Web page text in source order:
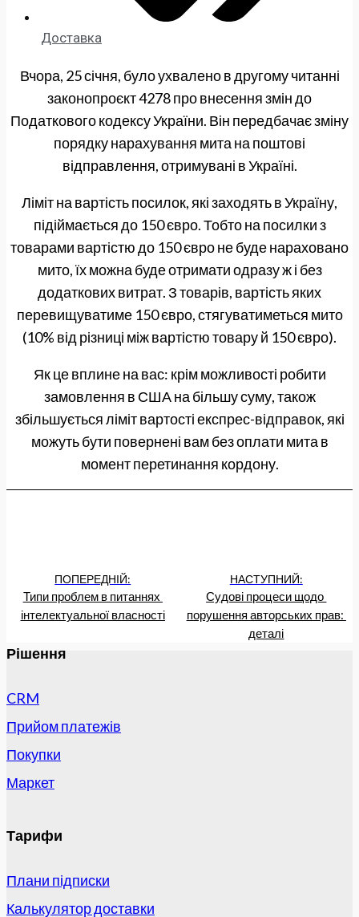
Доставка
Вчора, 25 січня, було ухвалено в другому читанні
законопроєкт 4278 про внесення змін до
Податкового кодексу України. Він передбачає зміну
порядку нарахування мита на поштові
відправлення, отримувані в Україні.
Ліміт на вартість посилок, які заходять в Україну,
підіймається до 150 євро. Тобто на посилки з
товарами вартістю до 150 євро не буде нараховано
мито, їх можна буде отримати одразу ж і без
додаткових витрат. З товарів, вартість яких
перевищуватиме 150 євро, стягуватиметься мито
(10% від різниці між вартістю товару й 150 євро).
Як це вплине на вас: крім можливості робити
замовлення в США на більшу суму, також
збільшується ліміт вартості експрес-відправок, які
можуть бути повернені вам без оплати мита в
момент перетинання кордону.
ПОПЕРЕДНІЙ:
Типи проблем в питаннях
інтелектуальної власності
НАСТУПНИЙ:
Судові процеси щодо
порушення авторських прав:
деталі
Рішення
CRM
Прийом платежів
Покупки
Маркет
Тарифи
Плани підписки
Калькулятор доставки